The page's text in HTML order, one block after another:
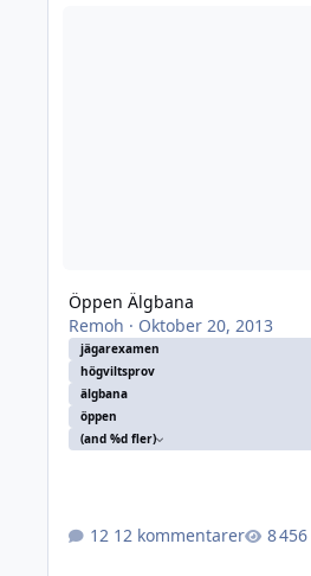
Öppen Älgbana
Remoh · Oktober 20, 2013
jägarexamen
högviltsprov
älgbana
öppen
(and %d fler)
12 kommentarer